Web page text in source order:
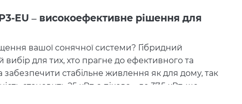
EU – високоефективне рішення для
вашої сонячної системи? Гібридний
вибір для тих, хто прагне до ефективного та
стабільне живлення як для дому, так
становить 25 кВт, а пікова – до 37,5 кВт, що